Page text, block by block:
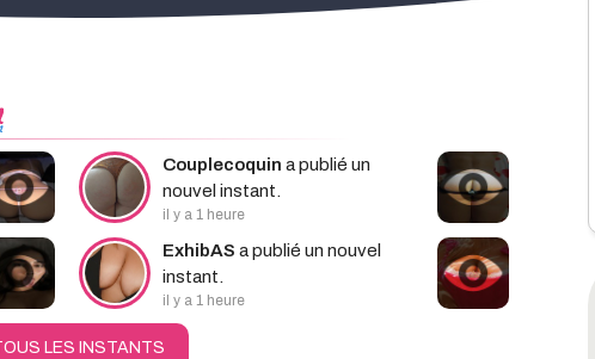
Couplecoquin a publié un
nouvel instant.
il y a 1 heure
ExhibAS a publié un nouvel
instant.
il y a 1 heure
LES INSTANTS